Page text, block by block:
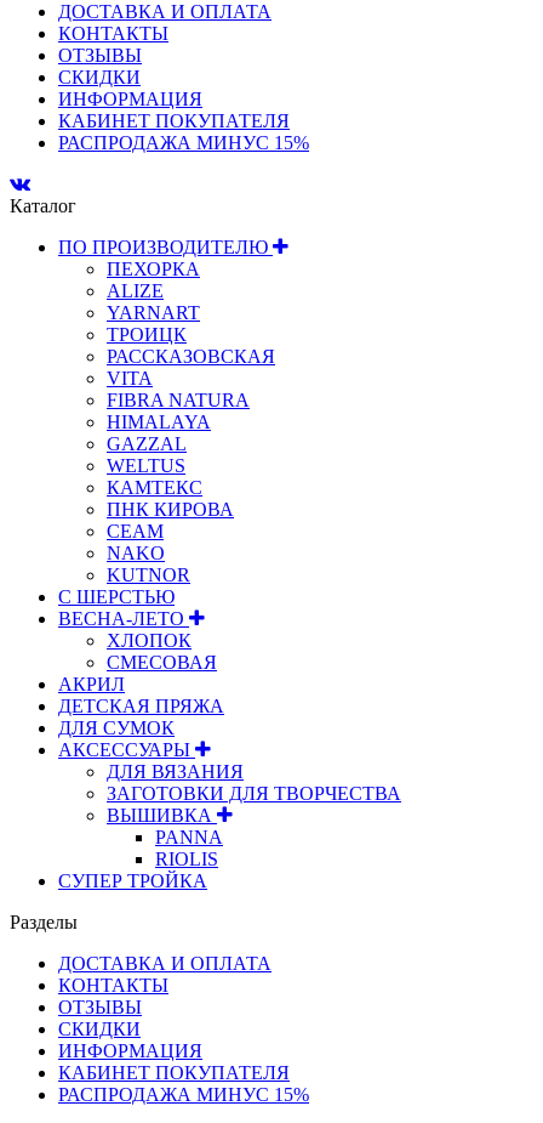
ДОСТАВКА И ОПЛАТА
КОНТАКТЫ
ОТЗЫВЫ
СКИДКИ
ИНФОРМАЦИЯ
КАБИНЕТ ПОКУПАТЕЛЯ
РАСПРОДАЖА МИНУС 15%
Каталог
ПО ПРОИЗВОДИТЕЛЮ
ПЕХОРКА
ALIZE
YARNART
ТРОИЦК
РАССКАЗОВСКАЯ
VITA
FIBRA NATURA
HIMALAYA
GAZZAL
WELTUS
КАМТЕКС
ПНК КИРОВА
СЕАМ
NAKO
KUTNOR
С ШЕРСТЬЮ
ВЕСНА-ЛЕТО
ХЛОПОК
СМЕСОВАЯ
АКРИЛ
ДЕТСКАЯ ПРЯЖА
ДЛЯ СУМОК
АКСЕССУАРЫ
ДЛЯ ВЯЗАНИЯ
ЗАГОТОВКИ ДЛЯ ТВОРЧЕСТВА
ВЫШИВКА
PANNA
RIOLIS
СУПЕР ТРОЙКА
Разделы
ДОСТАВКА И ОПЛАТА
КОНТАКТЫ
ОТЗЫВЫ
СКИДКИ
ИНФОРМАЦИЯ
КАБИНЕТ ПОКУПАТЕЛЯ
РАСПРОДАЖА МИНУС 15%